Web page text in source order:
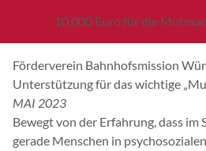
10.000 Euro für die
Förderverein Bahnhofsmission
Unterstützung für das wichtige
MAI 2023
Bewegt von der Erfahrung, dass im
gerade Menschen in